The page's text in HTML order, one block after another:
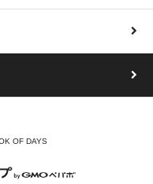
OF DAYS